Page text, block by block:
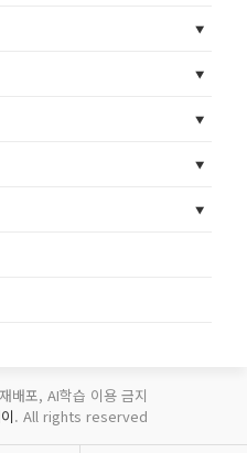
배포, AI학습 이용 금지
. All rights reserved